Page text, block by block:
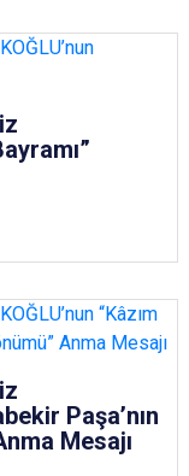
Paşa’nın
Mesajı